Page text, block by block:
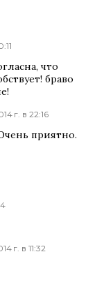
что
браво
г. в 22:16
приятно.
г. в 11:32